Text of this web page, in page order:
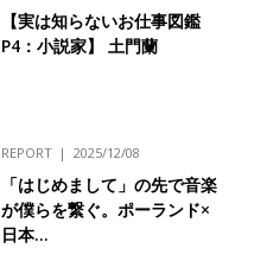
【実は知らないお仕事図鑑
P4：小説家】 土門蘭
REPORT 2025/12/08
「はじめまして」の先で音楽
が僕らを繋ぐ。ポーランド×
日本…